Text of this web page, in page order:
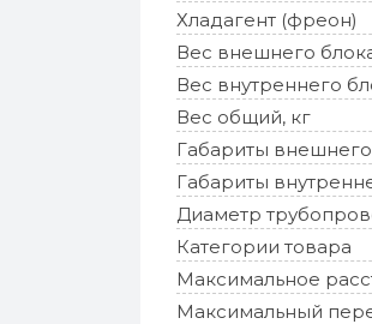
Хладагент (фреон)
Вес внешнего
Вес внутреннего
Вес общий, кг
Габариты
Габариты
Диаметр
Категории товара
Максимальное
Максимальный